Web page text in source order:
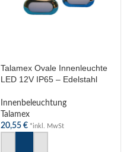
Talamex Ovale Innenleuchte
LED 12V IP65 – Edelstahl
elegant 78x38mm
Innenbeleuchtung
Talamex
20,55 € *inkl. MwSt